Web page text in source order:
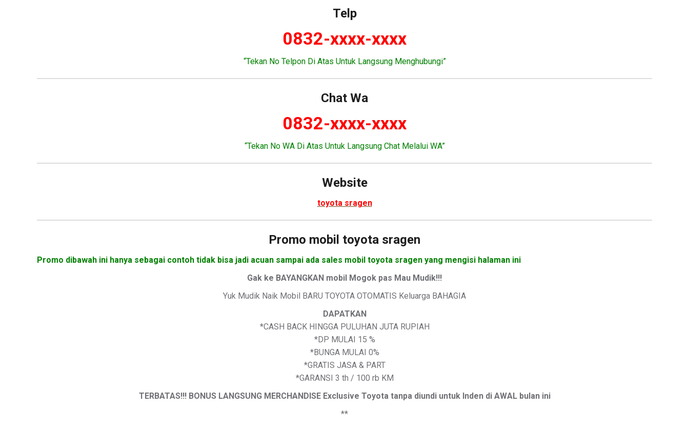
Telp
0832-xxxx-xxxx
“Tekan No Telpon Di Atas Untuk Langsung Menghubungi”
Chat Wa
0832-xxxx-xxxx
“Tekan No WA Di Atas Untuk Langsung Chat Melalui WA”
Website
toyota sragen
Promo mobil toyota sragen
Promo dibawah ini hanya sebagai contoh tidak bisa jadi acuan sampai ada sales mobil toyota sragen yang mengisi halaman ini
Gak ke BAYANGKAN mobil Mogok pas Mau Mudik!!!
Yuk Mudik Naik Mobil BARU TOYOTA OTOMATIS Keluarga BAHAGIA
DAPATKAN
*CASH BACK HINGGA PULUHAN JUTA RUPIAH
*DP MULAI 15 %
*BUNGA MULAI 0%
*GRATIS JASA & PART
*GARANSI 3 th / 100 rb KM
TERBATAS!!! BONUS LANGSUNG MERCHANDISE Exclusive Toyota tanpa diundi untuk Inden di AWAL bulan ini
**